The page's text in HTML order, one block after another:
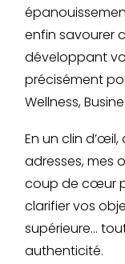
enfin savourer
développant
précisément
Wellness,
En un clin
adresses, mes
coup de cœur
clarifier vos
supérieure…
authenticité.